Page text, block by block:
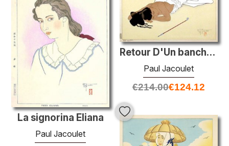
La signorina Eliana
Paul Jacoulet
Retour D'Un banchetto. Seoul, Coree
Paul Jacoulet
€214.00€124.12